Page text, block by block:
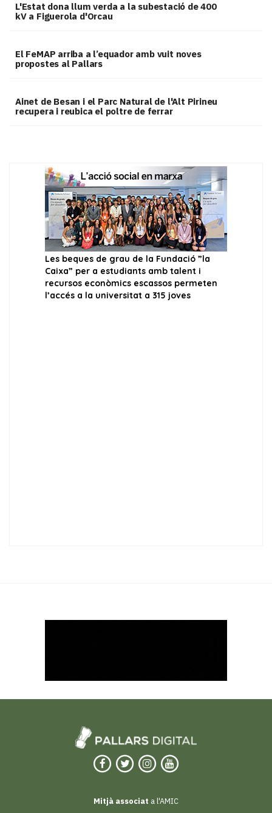
L'Estat dona llum verda a la subestació de 400
kV a Figuerola d'Orcau
El FeMAP arriba a l’equador amb vuit noves
propostes al Pallars
Ainet de Besan i el Parc Natural de l'Alt Pirineu
recupera i reubica el poltre de ferrar
Mitjà associat a l'AMIC